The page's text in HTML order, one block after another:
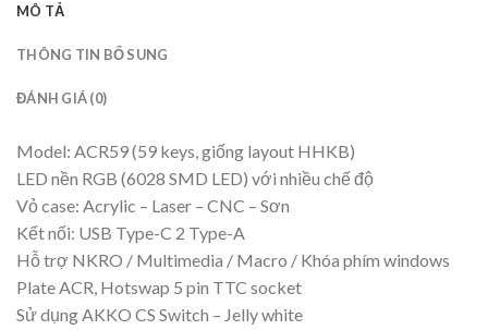
MÔ TẢ
THÔNG TIN BỔ SUNG
ĐÁNH GIÁ (0)
Model: ACR59 (59 keys, giống layout HHKB)
LED nền RGB (6028 SMD LED) với nhiều chế độ
Vỏ case: Acrylic – Laser – CNC – Sơn
Kết nối: USB Type-C 2 Type-A
Hỗ trợ NKRO / Multimedia / Macro / Khóa phím windows
Plate ACR, Hotswap 5 pin TTC socket
Sử dụng AKKO CS Switch – Jelly white